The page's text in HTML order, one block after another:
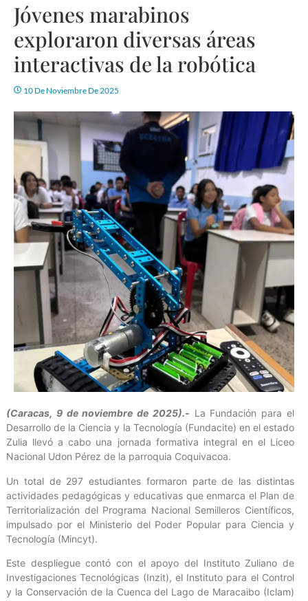
Jóvenes marabinos
exploraron diversas áreas
interactivas de la robótica
10 De Noviembre De 2025
(Caracas, 9 de noviembre de 2025).- La Fundación para el
Desarrollo de la Ciencia y la Tecnología (Fundacite) en el estado
Zulia llevó a cabo una jornada formativa integral en el Liceo
Nacional Udon Pérez de la parroquia Coquivacoa.
Un total de 297 estudiantes formaron parte de las distintas
actividades pedagógicas y educativas que enmarca el Plan de
Territorialización del Programa Nacional Semilleros Científicos,
impulsado por el Ministerio del Poder Popular para Ciencia y
Tecnología (Mincyt).
Este despliegue contó con el apoyo del Instituto Zuliano de
Investigaciones Tecnológicas (Inzit), el Instituto para el Control
y la Conservación de la Cuenca del Lago de Maracaibo (Iclam)